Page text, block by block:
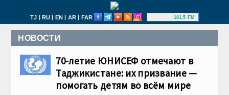
TJ | RU | EN | AR | FAR 101.5 FM
НОВОСТИ
70-летие ЮНИСЕФ отмечают в
Таджикистане: их призвание —
помогать детям во всём мире